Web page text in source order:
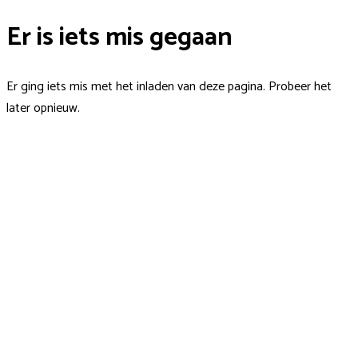
Er is iets mis gegaan
Er ging iets mis met het inladen van deze pagina. Probeer het
later opnieuw.